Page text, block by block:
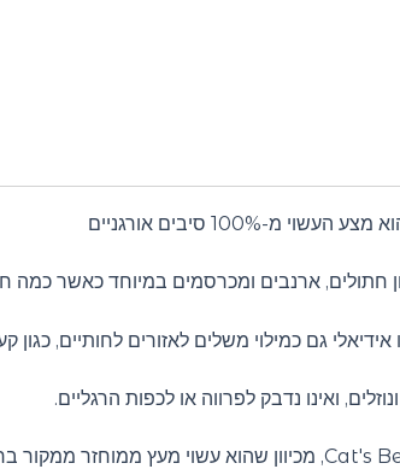
חתולים, ארנבים ומכרסמים במיוחד כאשר
גם כמילוי משלים לאזורים לחותיים, כגון
ואינו נדבק לפרווה או לכפות הרגליים.